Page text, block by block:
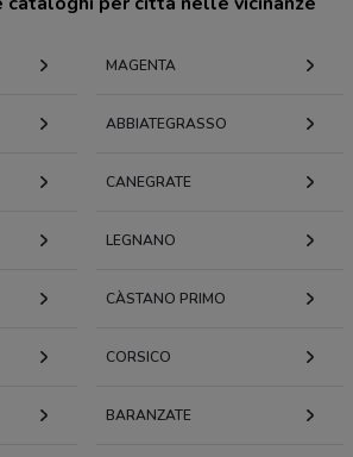
MAGENTA
ABBIATEGRASSO
CANEGRATE
LEGNANO
CÀSTANO PRIMO
CORSICO
BARANZATE